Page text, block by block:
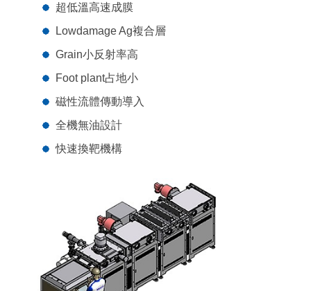
超低溫高速成膜
Lowdamage Ag複合層
Grain小反射率高
Foot plant占地小
磁性流體傳動導入
全機無油設計
快速換靶機構